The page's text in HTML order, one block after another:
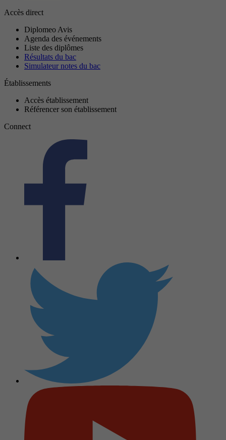
Accès direct
Diplomeo Avis
Agenda des événements
Liste des diplômes
Résultats du bac
Simulateur notes du bac
Établissements
Accès établissement
Référencer son établissement
Connect